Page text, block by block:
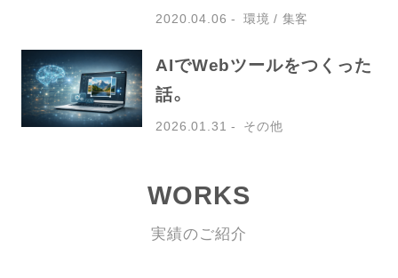
2020.04.06 環境 集客
AIでWebツールをつくった
話。
2026.01.31 その他
WORKS
実績のご紹介